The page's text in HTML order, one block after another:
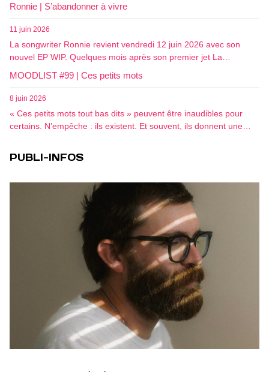
Ronnie | S’abandonner à vivre
11 juin 2026
La songwriter Ronnie revient vendredi 12 juin 2026 avec son
nouvel EP WIP. Quelques mois après son premier jet La…
MOODLIST #99 | Ces petits mots
8 juin 2026
« Ces petits mots tout bas dits » peuvent être inaudibles pour
certains. N’empêche : ils existent. Et souvent, ils donnent une…
PUBLI-INFOS